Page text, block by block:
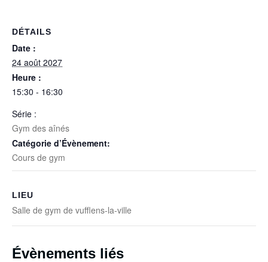
DÉTAILS
Date :
24 août 2027
Heure :
15:30 - 16:30
Série :
Gym des aînés
Catégorie d’Évènement:
Cours de gym
LIEU
Salle de gym de vufflens-la-ville
Évènements liés